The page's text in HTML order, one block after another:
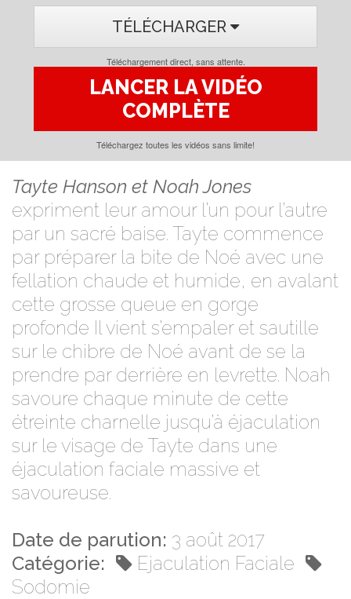
TÉLÉCHARGER
Téléchargement direct, sans attente.
LANCER LA VIDÉO
COMPLÈTE
Téléchargez toutes les vidéos sans limite!
Tayte Hanson et Noah Jones
expriment leur amour l’un pour l’autre
par un sacré baise. Tayte commence
par préparer la bite de Noé avec une
fellation chaude et humide, en avalant
cette grosse queue en gorge
profonde Il vient s’empaler et sautille
sur le chibre de Noé avant de se la
prendre par derrière en levrette. Noah
savoure chaque minute de cette
étreinte charnelle jusqu’à éjaculation
sur le visage de Tayte dans une
éjaculation faciale massive et
savoureuse.
Date de parution: 3 août 2017
Catégorie:
Ejaculation Faciale
Sodomie